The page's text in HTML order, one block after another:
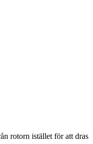
rotorn istället för att dras